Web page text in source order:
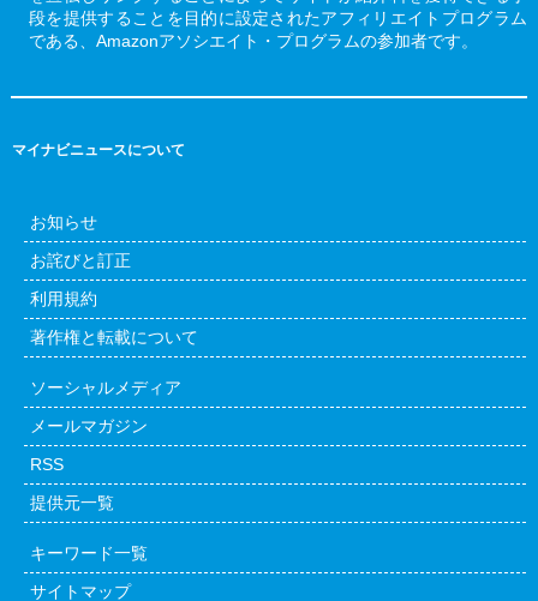
段を提供することを目的に設定されたアフィリエイトプログラム
である、Amazonアソシエイト・プログラムの参加者です。
マイナビニュースについて
お知らせ
お詫びと訂正
利用規約
著作権と転載について
ソーシャルメディア
メールマガジン
RSS
提供元一覧
キーワード一覧
サイトマップ